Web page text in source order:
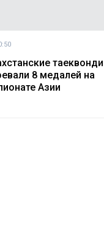
8 медалей на
Азии